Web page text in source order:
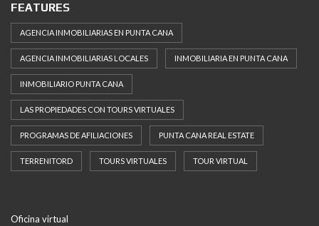
FEATURES
AGENCIA INMOBILIARIAS EN PUNTA CANA
AGENCIA INMOBILIARIAS LOCALES INMOBILIARIA EN PUNTA CANA
INMOBILIARIO PUNTA CANA
LAS PROPIEDADES CON TOURS VIRTUALES
PROGRAMAS DE AFILIACIONES PUNTA CANA REAL ESTATE
TERRENITORD TOURS VIRTUALES TOUR VIRTUAL
Oficina virtual